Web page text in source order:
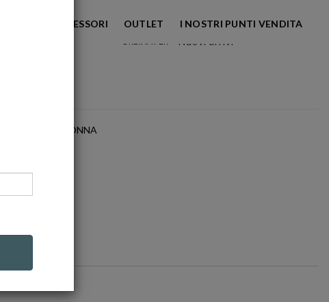
ACCESSORI OUTLET I NOSTRI PUNTI VENDITA
ORDINA PER
Nuovi arrivi
CATEGORIA: DONNA